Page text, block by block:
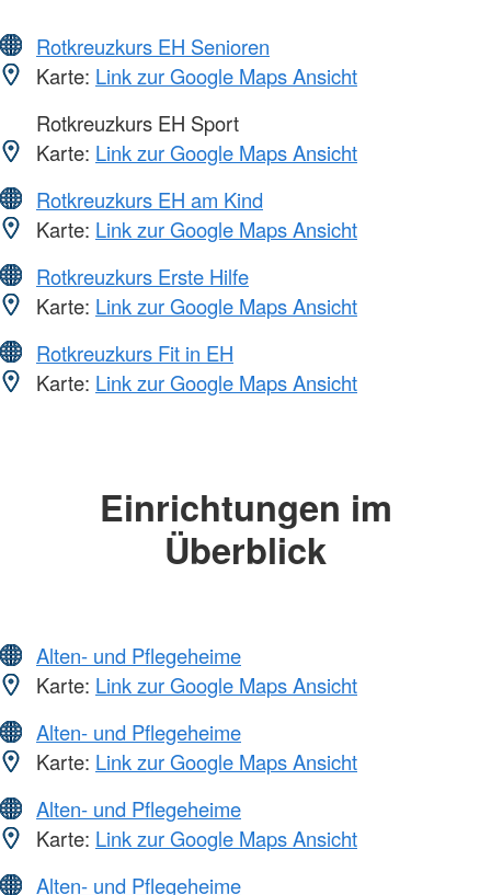
Rotkreuzkurs EH Senioren
Karte: Link zur Google Maps Ansicht
Rotkreuzkurs EH Sport
Karte: Link zur Google Maps Ansicht
Rotkreuzkurs EH am Kind
Karte: Link zur Google Maps Ansicht
Rotkreuzkurs Erste Hilfe
Karte: Link zur Google Maps Ansicht
Rotkreuzkurs Fit in EH
Karte: Link zur Google Maps Ansicht
Einrichtungen im
Überblick
Alten- und Pflegeheime
Karte: Link zur Google Maps Ansicht
Alten- und Pflegeheime
Karte: Link zur Google Maps Ansicht
Alten- und Pflegeheime
Karte: Link zur Google Maps Ansicht
Alten- und Pflegeheime